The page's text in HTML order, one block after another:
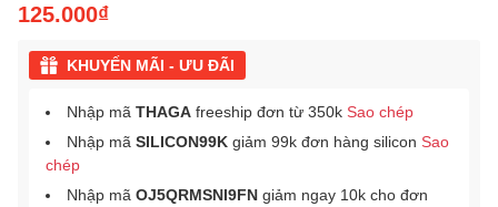
125.000₫
KHUYẾN MÃI - ƯU ĐÃI
Nhập mã THAGA freeship đơn từ 350k Sao chép
Nhập mã SILICON99K giảm 99k đơn hàng silicon Sao
chép
Nhập mã OJ5QRMSNI9FN giảm ngay 10k cho đơn